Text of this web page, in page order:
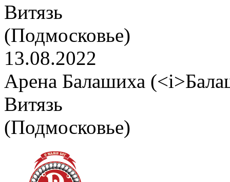
Витязь
(Подмосковье)
13.08.2022
Арена Балашиха
Витязь
(Подмосковье)